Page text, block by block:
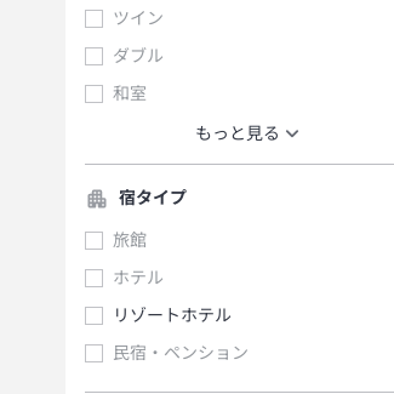
ツイン
ダブル
和室
もっと見る
宿タイプ
旅館
ホテル
リゾートホテル
民宿・ペンション